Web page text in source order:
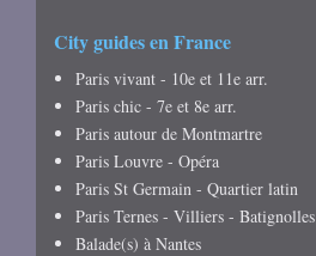
City guides en France
Paris vivant - 10e et 11e arr.
Paris chic - 7e et 8e arr.
Paris autour de Montmartre
Paris Louvre - Opéra
Paris St Germain - Quartier latin
Paris Ternes - Villiers - Batignolles
Balade(s) à Nantes